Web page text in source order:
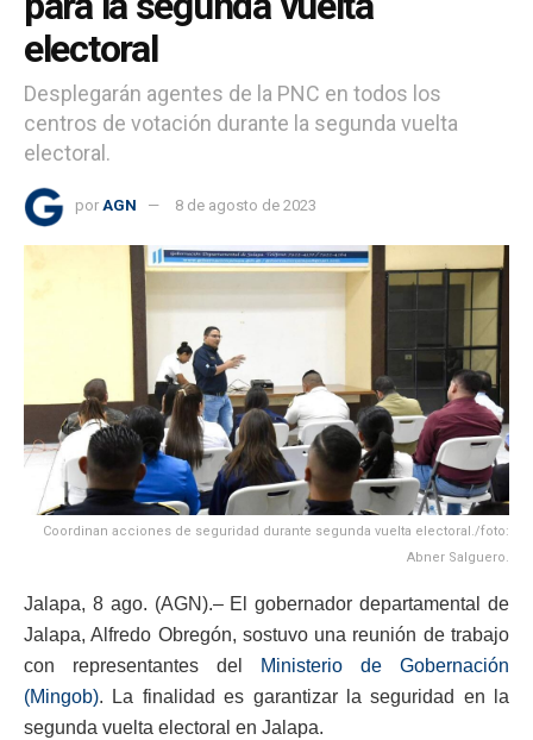
electoral
Desplegarán agentes de la PNC en todos los
centros de votación durante la segunda vuelta
electoral.
por AGN 8 de agosto de 2023
Coordinan acciones de seguridad durante segunda vuelta electoral./foto:
Abner Salguero.
Jalapa, 8 ago. (AGN).– El gobernador departamental de
Jalapa, Alfredo Obregón, sostuvo una reunión de trabajo
con representantes del
Ministerio de Gobernación
(Mingob). La finalidad es garantizar la seguridad en la
segunda vuelta electoral en Jalapa.